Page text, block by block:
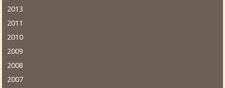
2013
2011
2010
2009
2008
2007